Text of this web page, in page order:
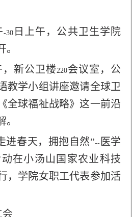
-30日上午，公共卫生学院
新公卫楼 220会议室，公
教学小组讲座邀请全球卫
全球福祉战略》这一前沿
。
进春天，拥抱自然”-- 医学
在小汤山国家农业科技
，学院女职工代表参加活
会